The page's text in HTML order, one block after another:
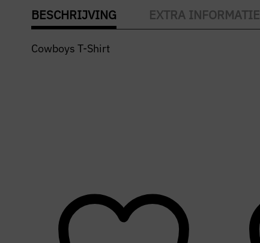
BESCHRIJVING EXTRA INFORMATIE
Cowboys T-Shirt